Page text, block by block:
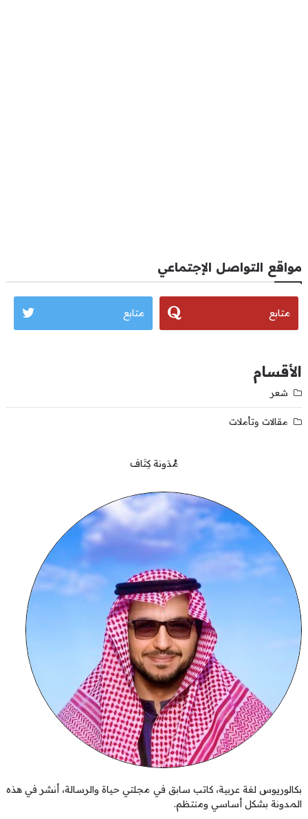
مواقع التواصل الإجتماعي
متابع متابع
الأقسام
شعر
مقالات وتأملات
مُدَونة كِتَاف
بكالوريوس لغة عربية، كاتب سابق في مجلتي حياة والرسالة، أنشر في هذه
المدونة بشكل أساسي ومنتظم.